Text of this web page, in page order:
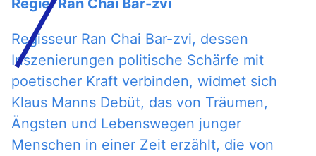
Regie: Ran Chai Bar-zvi
Regisseur Ran Chai Bar-zvi, dessen
Inszenierungen politische Schärfe mit
poetischer Kraft verbinden, widmet sich
Klaus Manns Debüt, das von Träumen,
Ängsten und Lebenswegen junger
Menschen in einer Zeit erzählt, die von